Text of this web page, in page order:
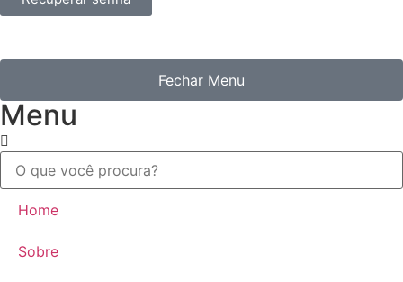
Fechar Menu
Menu
Home
Sobre